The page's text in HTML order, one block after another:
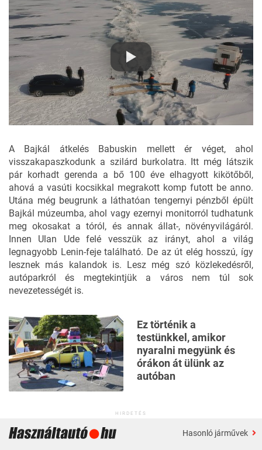
A Bajkál átkelés Babuskin mellett ér véget, ahol
visszakapaszkodunk a szilárd burkolatra. Itt még látszik
pár korhadt gerenda a bő 100 éve elhagyott kikötőből,
ahová a vasúti kocsikkal megrakott komp futott be anno.
Utána még beugrunk a láthatóan tengernyi pénzből épült
Bajkál múzeumba, ahol vagy ezernyi monitorról tudhatunk
meg okosakat a tóról, és annak állat-, növényvilágáról.
Innen Ulan Ude felé vesszük az irányt, ahol a világ
legnagyobb Lenin-feje található. De az út elég hosszú, így
lesznek más kalandok is. Lesz még szó közlekedésről,
autóparkról és megtekintjük a város nem túl sok
nevezetességét is.
Ez történik a
testünkkel, amikor
nyaralni megyünk és
órákon át ülünk az
autóban
HIRDETÉS
Hasonló járművek